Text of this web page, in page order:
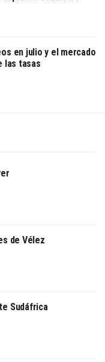
en julio y el mercado
las tasas
de Vélez
Sudáfrica